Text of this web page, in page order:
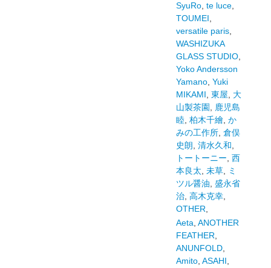
SyuRo, te luce,
TOUMEI
versatile paris,
WASHIZUKA
GLASS STUDIO,
Yoko Andersson
Yamano, Yuki
MIKAMI 東屋
大
山製茶園
鹿児島
睦, 柏木千繪, か
みの工作所, 倉俣
史朗 清水久和
トートーニー 西
本良太 未草,
ミ
ツル醤油 盛永省
治, 高木克幸,
OTHER
Aeta ANOTHER
FEATHER
ANUNFOLD,
Amito, ASAHI